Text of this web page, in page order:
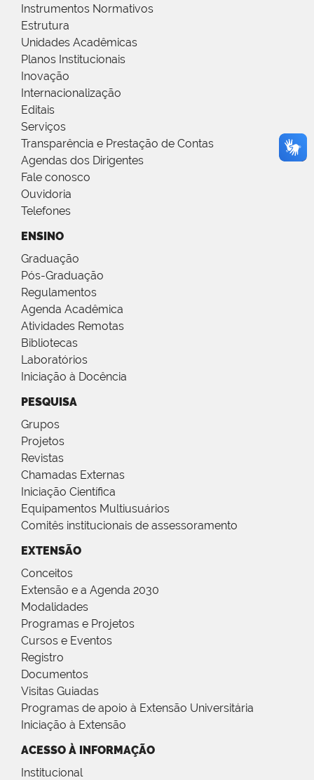
Instrumentos Normativos
Estrutura
Unidades Acadêmicas
Planos Institucionais
Inovação
Internacionalização
Editais
Serviços
Transparência e Prestação de Contas
Agendas dos Dirigentes
Fale conosco
Ouvidoria
Telefones
ENSINO
Graduação
Pós-Graduação
Regulamentos
Agenda Acadêmica
Atividades Remotas
Bibliotecas
Laboratórios
Iniciação à Docência
PESQUISA
Grupos
Projetos
Revistas
Chamadas Externas
Iniciação Científica
Equipamentos Multiusuários
Comitês institucionais de assessoramento
EXTENSÃO
Conceitos
Extensão e a Agenda 2030
Modalidades
Programas e Projetos
Cursos e Eventos
Registro
Documentos
Visitas Guiadas
Programas de apoio à Extensão Universitária
Iniciação à Extensão
ACESSO À INFORMAÇÃO
Institucional